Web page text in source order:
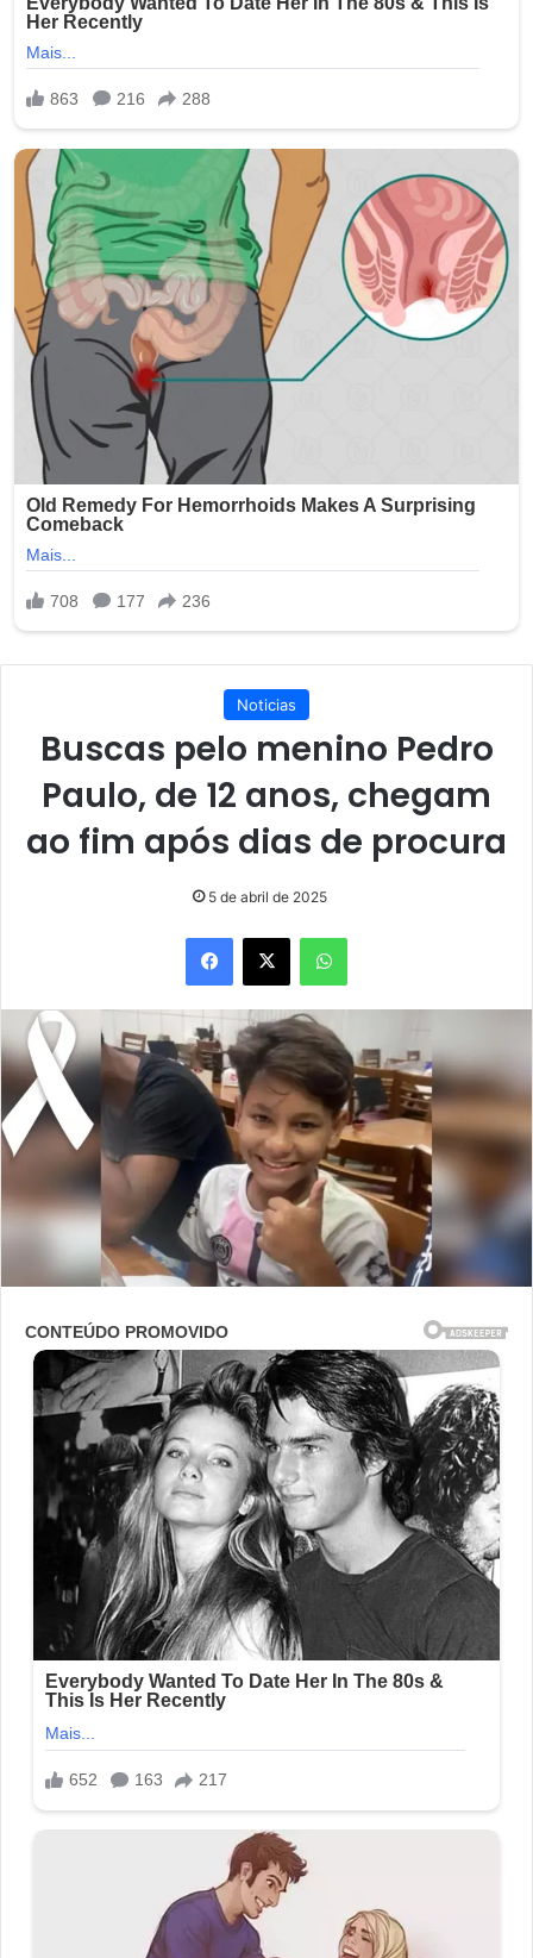
Noticias
Buscas pelo menino Pedro
Paulo, de 12 anos, chegam
ao fim após dias de procura
5 de abril de 2025
Facebook
X WhatsApp